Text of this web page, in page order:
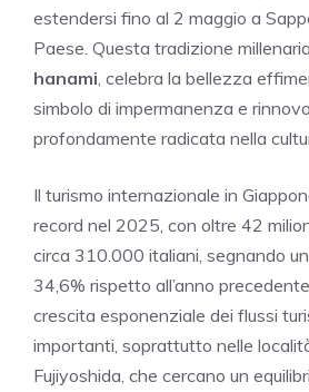
estendersi fino al 2 maggio a
Paese. Questa tradizione
hanami , celebra la bellezza
simbolo di impermanenza e
profondamente radicata nella
Il turismo internazionale in
record nel 2025, con oltre 42
circa 310.000 italiani, segnando
34,6% rispetto all’anno
crescita esponenziale dei flussi
importanti, soprattutto nelle
Fujiyoshida, che cercano un